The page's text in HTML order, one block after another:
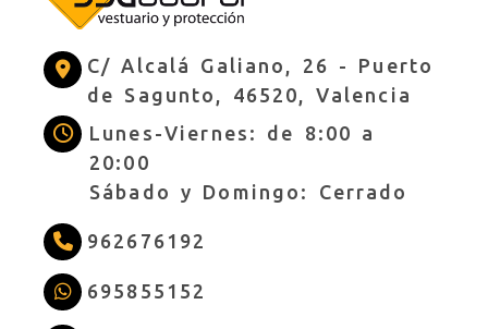
C/ Alcalá Galiano, 26 - Puerto
de Sagunto, 46520, Valencia
Lunes-Viernes: de 8:00 a
20:00
Sábado y Domingo: Cerrado
962676192
695855152